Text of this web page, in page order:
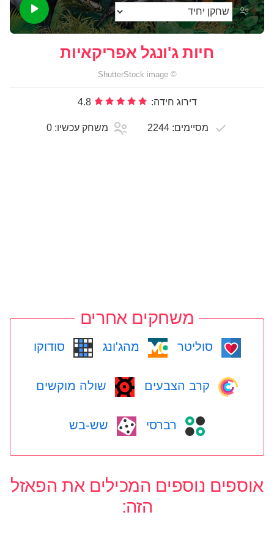
חיות ג'ונגל אפריקאיות
ShutterStockimage
דירוג חידה: 4.8
מסיימים:2244 משחק עכשיו:0
משחקים אחרים
סוליטר מהג'ונג סודוקו
קרב הצבעים שולה מוקשים
רברסי שש-בש
אוספים נוספים המכילים את הפאזל
הזה: